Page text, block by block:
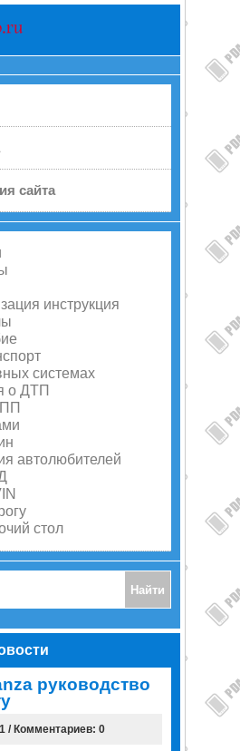
сайта
инструкция
системах
о ДТП
автолюбителей
стол
руководство
/ Комментариев: 0